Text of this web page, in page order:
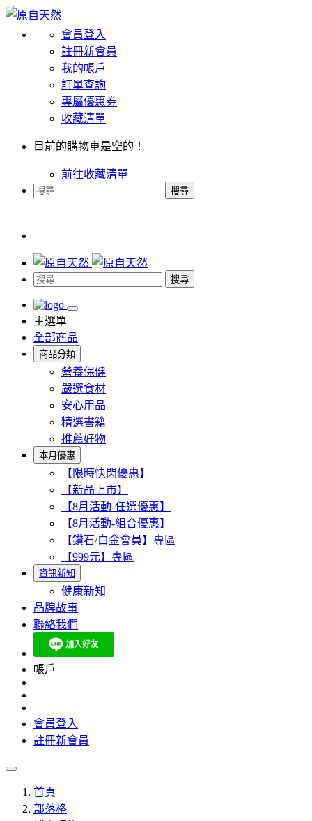
會員登入
註冊新會員
我的帳戶
訂單查詢
專屬優惠券
收藏清單
目前的購物車是空的！
前往收藏清單
搜尋
搜尋
主選單
全部商品
商品分類
營養保健
嚴選食材
安心用品
精選書籍
推薦好物
本月優惠
【限時快閃優惠】
【新品上市】
【8月活動-任選優惠】
【8月活動-組合優惠】
【鑽石/白金會員】專區
【999元】專區
資訊新知
健康新知
品牌故事
聯絡我們
帳戶
會員登入
註冊新會員
首頁
部落格